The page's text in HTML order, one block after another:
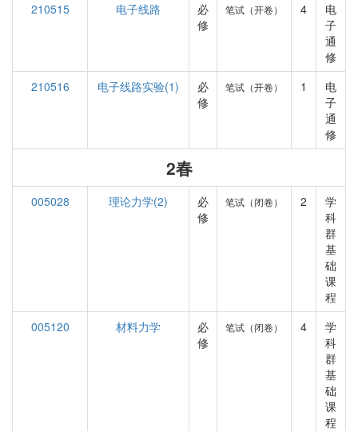
210515
电子线路
必
修
笔试（开卷） 4
电
子
通
修
210516
电子线路实验(1)
必
修
笔试（开卷） 1
电
子
通
修
2春
005028 理论力学(2)
必
修
笔试（闭卷） 2
学
科
群
基
础
课
程
005120
材料力学
必
修
笔试（闭卷） 4
学
科
群
基
础
课
程